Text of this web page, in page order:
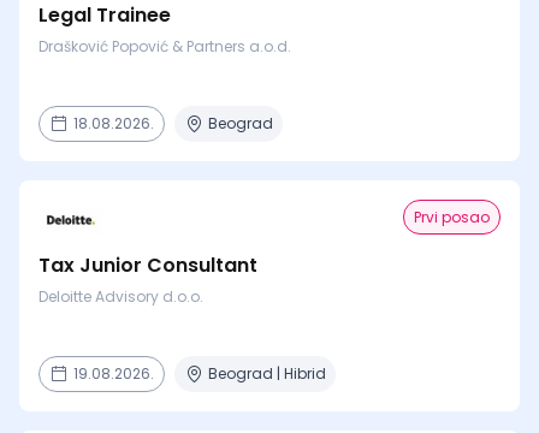
Legal Trainee
Drašković Popović & Partners a.o.d.
18.08.2026. Beograd
Prvi posao
Tax Junior Consultant
Deloitte Advisory d.o.o.
19.08.2026. Beograd | Hibrid